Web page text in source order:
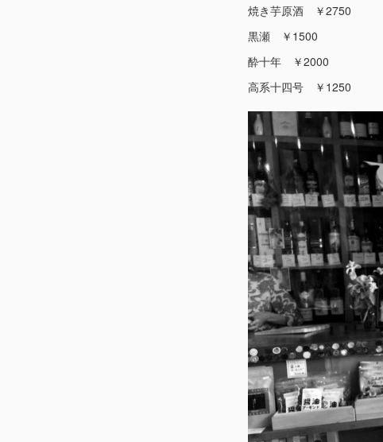
焼き芋原酒 ￥2750
黒瀬 ￥1500
酔十年 ￥2000
高系十四号 ￥1250